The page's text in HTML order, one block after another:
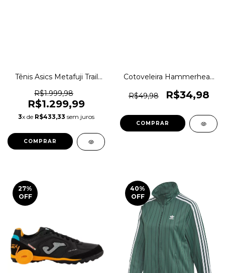
Tênis Asics Metafuji Trail
R$1.999,98
R$1.299,99
3x de R$433,33 sem juros
COMPRAR
Cotoveleira Hammerhead
Elástica Original 1magnus
R$49,98 R$34,98
COMPRAR
27%
OFF
40%
OFF